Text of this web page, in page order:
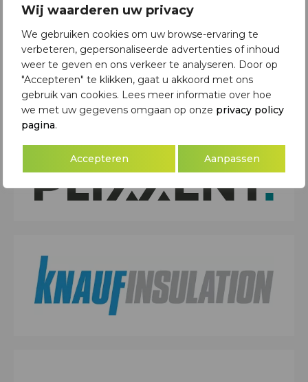
Wij waarderen uw privacy
We gebruiken cookies om uw browse-ervaring te
verbeteren, gepersonaliseerde advertenties of inhoud
weer te geven en ons verkeer te analyseren. Door op
"Accepteren" te klikken, gaat u akkoord met ons
gebruik van cookies. Lees meer informatie over hoe
we met uw gegevens omgaan op onze privacy policy
pagina.
Aanpassen
Accepteren